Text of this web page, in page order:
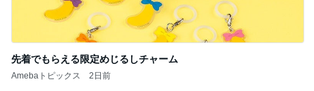
先着でもらえる限定めじるしチャーム
Amebaトピックス 2日前